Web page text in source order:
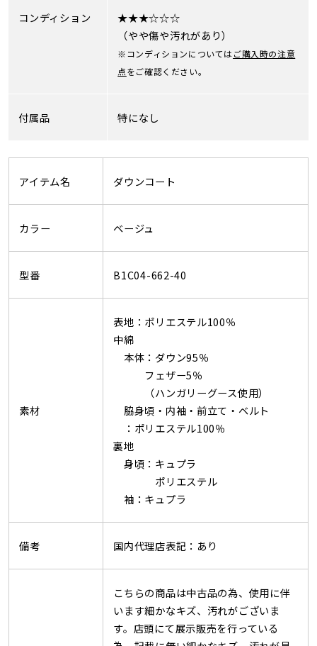
コンディション
★★★☆☆☆
（やや傷や汚れがあり）
※コンディションについてはご購入時の注意
点をご確認ください。
付属品 特になし
アイテム名 ダウンコート
カラー ベージュ
型番 B1C04-662-40
素材
表地：ポリエステル100％
中綿
本体：ダウン95％
フェザー5％
（ハンガリーグース使用）
脇身頃・内袖・前立て・ベルト
：ポリエステル100％
裏地
身頃：キュプラ
ポリエステル
袖：キュプラ
備考 国内代理店表記：あり
こちらの商品は中古品の為、使用に伴
います細かなキズ、汚れがございま
す。店頭にて展示販売を行っている